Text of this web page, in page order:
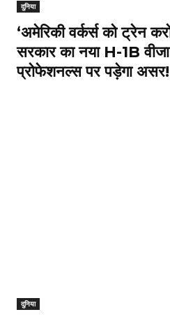
दुनिया
‘अमेरिकी वर्कर्स को ट्रेन
सरकार का नया H-1B
प्रोफेशनल्स पर पड़ेगा असर!
दुनिया